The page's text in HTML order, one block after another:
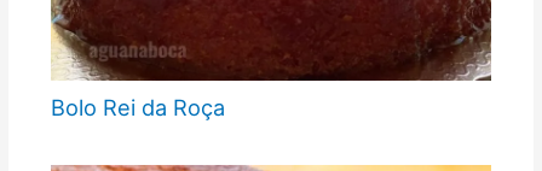
Bolo Rei da Roça